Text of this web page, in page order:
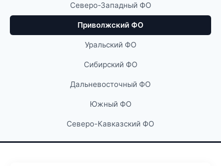
Северо-Западный ФО
Приволжский ФО
Уральский ФО
Сибирский ФО
Дальневосточный ФО
Южный ФО
Северо-Кавказский ФО